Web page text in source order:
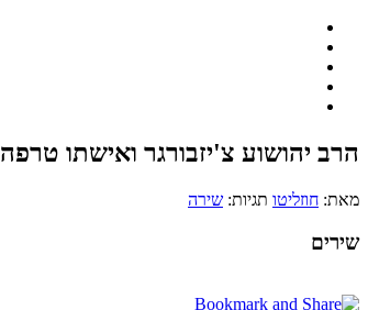
הרב יהושוע צ'יזבורגר ואישתו טרפה
מאת: חוזליטו תגיות: שירה
שירים